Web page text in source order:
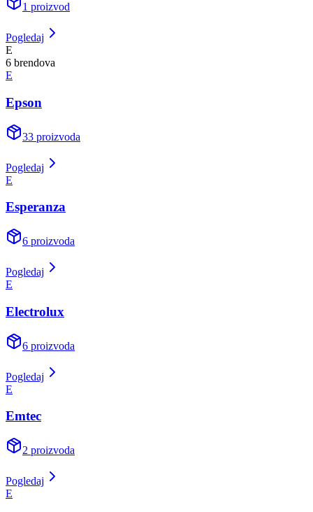
1 proizvod
Pogledaj
E
6 brendova
E
Epson
33 proizvoda
Pogledaj
E
Esperanza
6 proizvoda
Pogledaj
E
Electrolux
6 proizvoda
Pogledaj
E
Emtec
2 proizvoda
Pogledaj
E